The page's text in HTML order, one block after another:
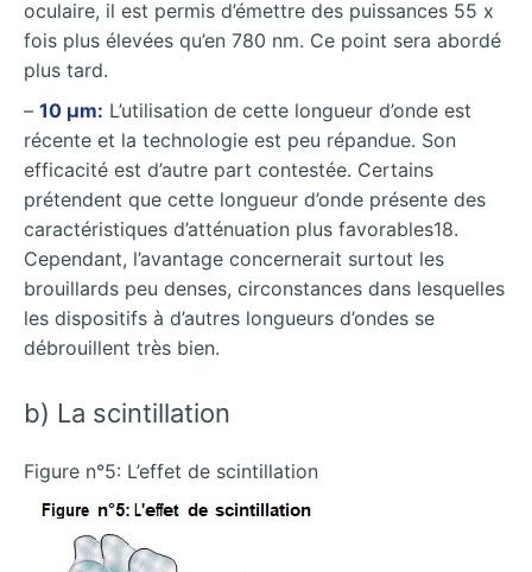
oculaire, il est permis d’émettre des puissances 55 x
fois plus élevées qu’en 780 nm. Ce point sera abordé
plus tard.
– 10 µm: L’utilisation de cette longueur d’onde est
récente et la technologie est peu répandue. Son
efficacité est d’autre part contestée. Certains
prétendent que cette longueur d’onde présente des
caractéristiques d’atténuation plus favorables18.
Cependant, l’avantage concernerait surtout les
brouillards peu denses, circonstances dans lesquelles
les dispositifs à d’autres longueurs d’ondes se
débrouillent très bien.
b) La scintillation
Figure n°5: L’effet de scintillation